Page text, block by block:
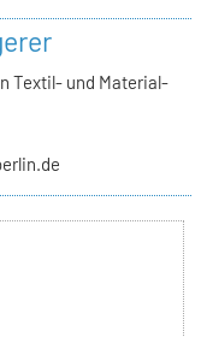
Textil- und Material-